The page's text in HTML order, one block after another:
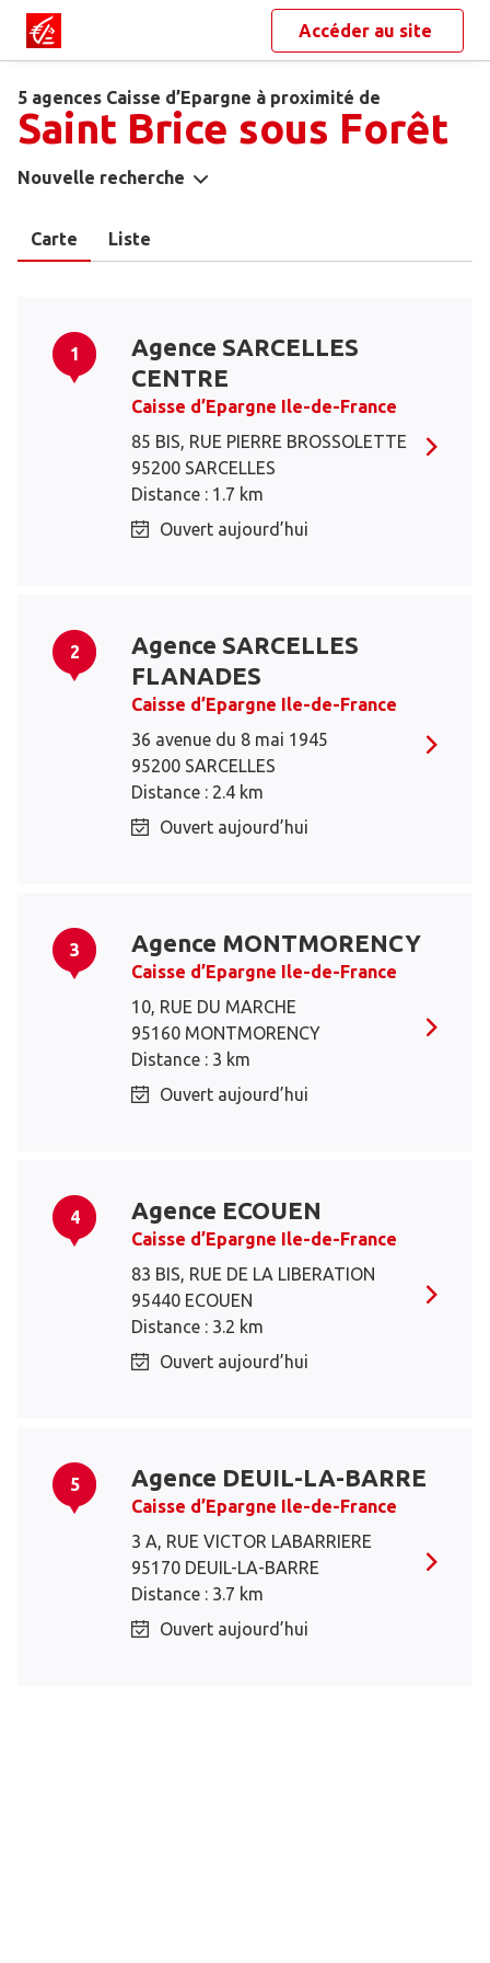
Accéder au site
5 agences Caisse d’Epargne à proximité de
Saint Brice sous Forêt
Nouvelle recherche
Carte Liste
1
Agence SARCELLES
CENTRE
Caisse d’Epargne Ile-de-France
85 BIS, RUE PIERRE BROSSOLETTE
95200 SARCELLES
Distance : 1.7 km
Ouvert aujourd’hui
2
Agence SARCELLES
FLANADES
Caisse d’Epargne Ile-de-France
36 avenue du 8 mai 1945
95200 SARCELLES
Distance : 2.4 km
Ouvert aujourd’hui
3 Agence MONTMORENCY
Caisse d’Epargne Ile-de-France
10, RUE DU MARCHE
95160 MONTMORENCY
Distance : 3 km
Ouvert aujourd’hui
4 Agence ECOUEN
Caisse d’Epargne Ile-de-France
83 BIS, RUE DE LA LIBERATION
95440 ECOUEN
Distance : 3.2 km
Ouvert aujourd’hui
5 Agence DEUIL-LA-BARRE
Caisse d’Epargne Ile-de-France
3 A, RUE VICTOR LABARRIERE
95170 DEUIL-LA-BARRE
Distance : 3.7 km
Ouvert aujourd’hui